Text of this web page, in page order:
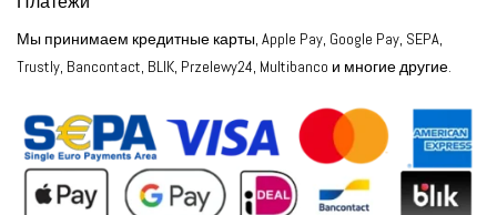
Мы принимаем кредитные карты, Apple Pay, Google Pay, SEPA,
Trustly, Bancontact, BLIK, Przelewy24, Multibanco и многие другие.